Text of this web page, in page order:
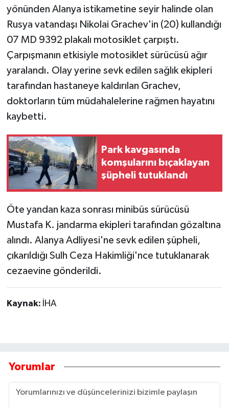
yönünden Alanya istikametine seyir halinde olan
Rusya vatandaşı Nikolai Grachev'in (20) kullandığı
07 MD 9392 plakalı motosiklet çarpıştı.
Çarpışmanın etkisiyle motosiklet sürücüsü ağır
yaralandı. Olay yerine sevk edilen sağlık ekipleri
tarafından hastaneye kaldırılan Grachev,
doktorların tüm müdahalelerine rağmen hayatını
kaybetti.
Park kavgasında
komşularını bıçaklayan
şüpheli tutuklandı
Öte yandan kaza sonrası minibüs sürücüsü
Mustafa K. jandarma ekipleri tarafından gözaltına
alındı. Alanya Adliyesi'ne sevk edilen şüpheli,
çıkarıldığı Sulh Ceza Hakimliği'nce tutuklanarak
cezaevine gönderildi.
Kaynak: İHA
Yorumlar